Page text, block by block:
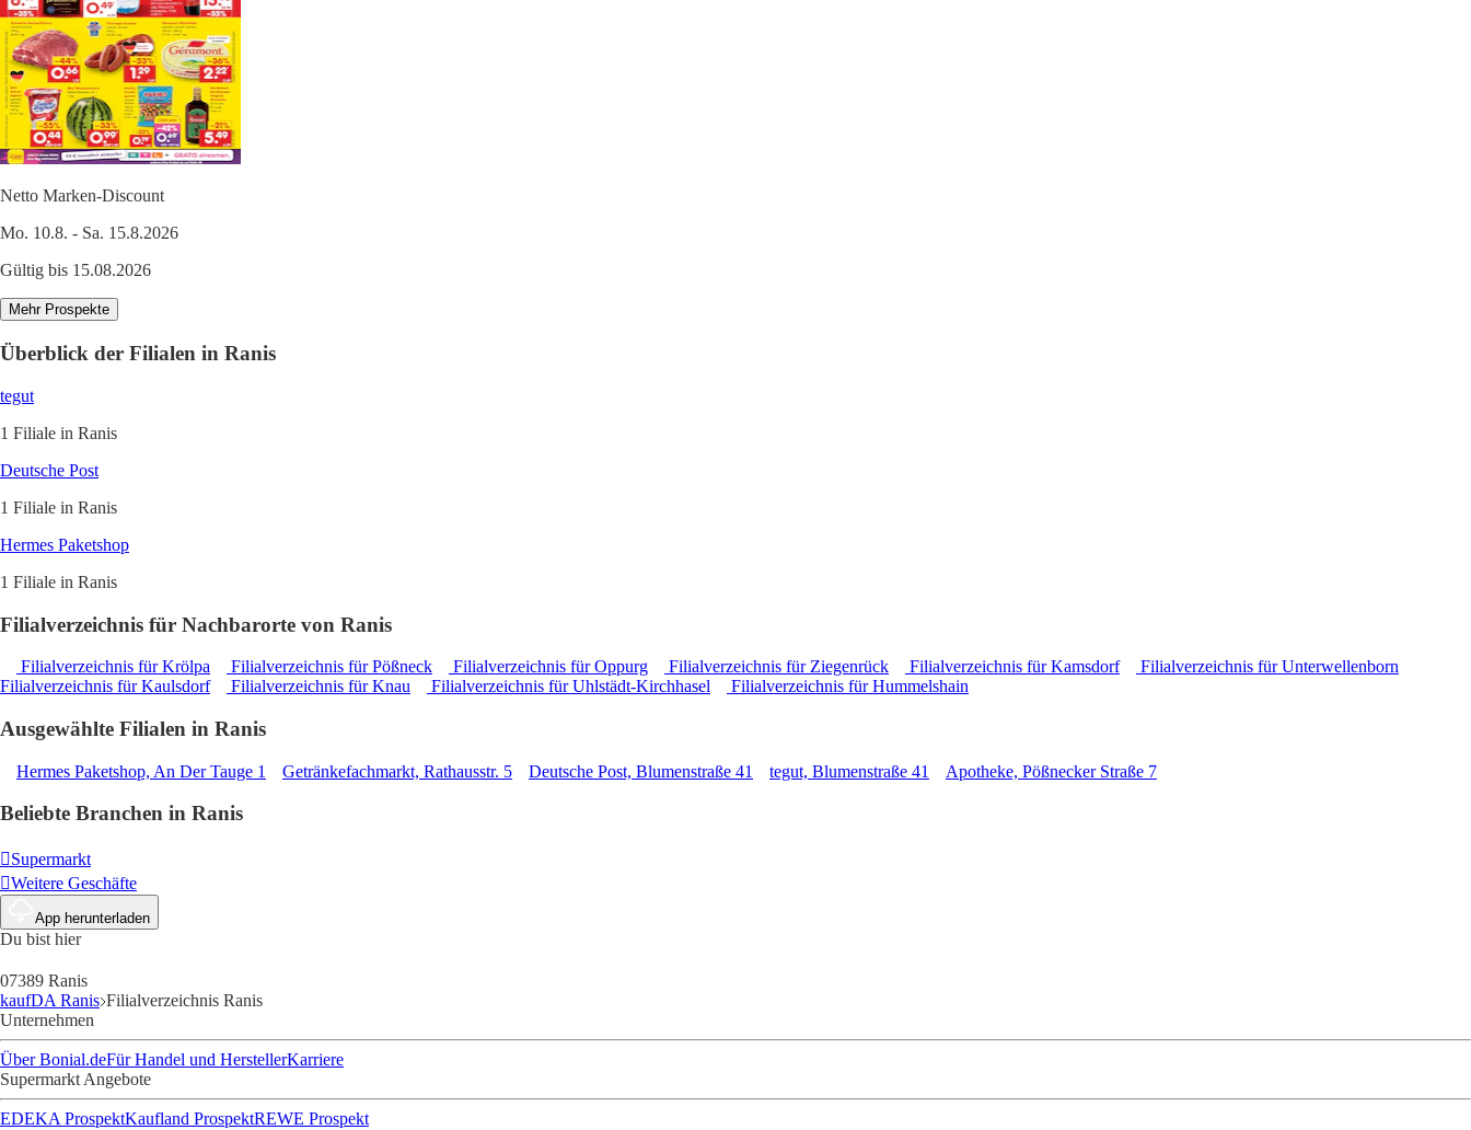
Netto Marken-Discount
Mo. 10.8. - Sa. 15.8.2026
Gültig bis 15.08.2026
Mehr Prospekte
Überblick der Filialen in Ranis
tegut
1 Filiale in Ranis
Deutsche Post
1 Filiale in Ranis
Hermes Paketshop
1 Filiale in Ranis
Filialverzeichnis für Nachbarorte von Ranis
Filialverzeichnis für Krölpa Filialverzeichnis für Pößneck Filialverzeichnis für Oppurg Filialverzeichnis für Ziegenrück Filialverzeichnis für Kamsdorf
Filialverzeichnis für Unterwellenborn
Filialverzeichnis für Kaulsdorf
Filialverzeichnis für Knau Filialverzeichnis für Uhlstädt-Kirchhasel Filialverzeichnis für Hummelshain
Ausgewählte Filialen in Ranis
Hermes Paketshop, An Der Tauge 1 Getränkefachmarkt, Rathausstr. 5 Deutsche Post, Blumenstraße 41 tegut, Blumenstraße 41 Apotheke, Pößnecker Straße 7
Beliebte Branchen in Ranis
Supermarkt
Weitere Geschäfte
App herunterladen
Du bist hier
07389 Ranis
kaufDA Ranis Filialverzeichnis Ranis
Unternehmen
Über Bonial.deFür Handel und HerstellerKarriere
Supermarkt Angebote
EDEKA ProspektKaufland ProspektREWE Prospekt